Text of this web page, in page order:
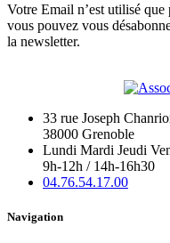
Votre Email n’est utilisé
vous pouvez vous
la newsletter.
33 rue Joseph
38000 Grenoble
Lundi Mardi Jeudi
9h-12h / 14h-16h30
04.76.54.17.00
Navigation